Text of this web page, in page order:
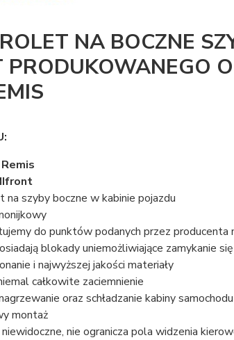
NA BOCZNE
PRODUKOWANEGO
szyby boczne w kabinie pojazdu
do punktów podanych przez producenta
blokady uniemożliwiające zamykanie
i najwyższej jakości materiały
całkowite zaciemnienie
oraz schładzanie kabiny samochodu
montaż
nie ogranicza pola widzenia